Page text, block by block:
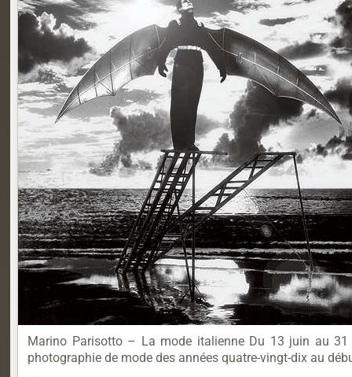
Marino Parisotto – La mode italienne Du 13 juin au 31
photographie de mode des années quatre-vingt-dix au